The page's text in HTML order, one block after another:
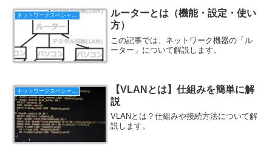
ルーターとは（機能・設定・使い
方）
この記事では、ネットワーク機器の「ル
ーター」について解説します。
ネットワークスペシャリスト
【VLANとは】仕組みを簡単に解
説
VLANとは？仕組みや接続方法について解
説します。